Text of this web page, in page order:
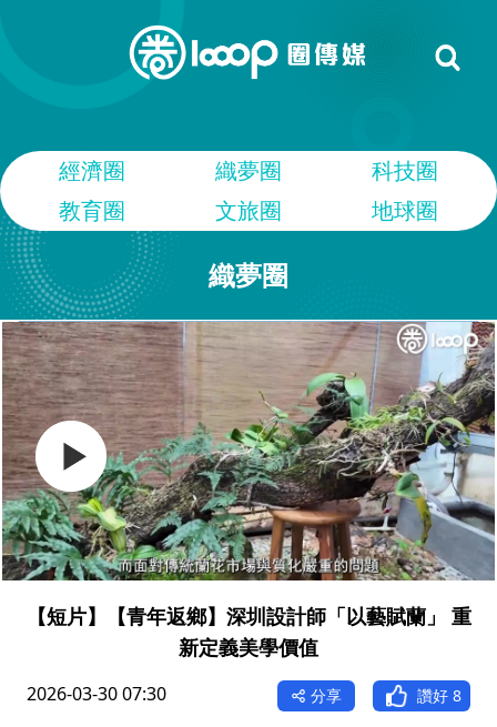
經濟圈 織夢圈
科技圈
教育圈
文旅圈 地球圈
織夢圈
【短片】【青年返鄉】深圳設計師「以藝賦蘭」 重
新定義美學價值
2026-03-30 07:30 分享 讚好 8